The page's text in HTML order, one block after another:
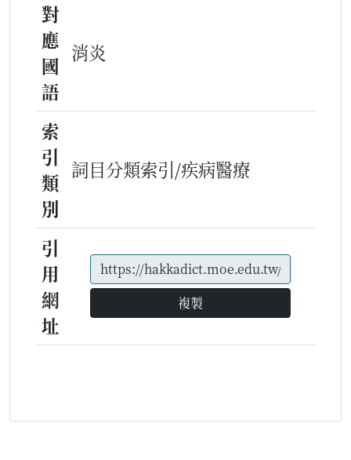
對
應
國
語
消炎
索
引
類
別
詞目分類索引/疾病醫療
引
用
網
址
複製